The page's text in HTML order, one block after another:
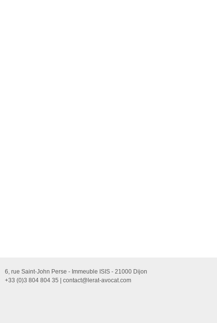
6, rue Saint-John Perse - Immeuble ISIS - 21000 Dijon
+33 (0)3 804 804 35 | contact@lerat-avocat.com